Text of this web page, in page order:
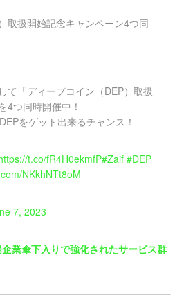
取扱開始記念キャンペーン4つ同
て「ディープコイン（DEP）取扱
4つ同時開催中！
をゲット出来るチャンス！
t.co/fR4H0ekmfP#Zaif #DEP
NKkhNTt8oM
7, 2023
業傘下入りで強化されたサービス群